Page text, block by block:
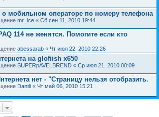
мобильном операторе по номеру телефона
mr_ice « Сб сен 11, 2010 19:44
114 не женятся. Помогите если кто
abessarab « Чт июл 22, 2010 22:26
на glofiish x650
SUPERpAVELBREND « Ср июл 21, 2010 00:09
нет - "Страницу нельзя отобразить.
Dantli « Чт май 06, 2010 15:21